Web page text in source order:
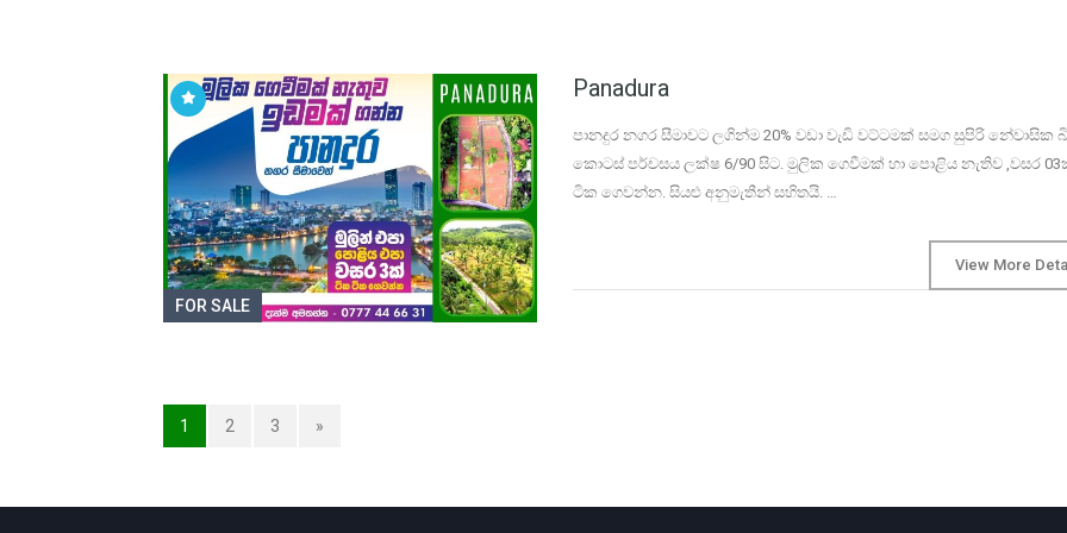
FOR SALE
Panadura
පානදුර නගර සීමාවට ලගින්ම 20% වඩා වැඩි වට්ටමක් සමග සුපිරි නේවාසික
කොටස් පර්චසය ලක්ෂ 6/90 සිට. මුලික ගෙවීමක් හා පොළිය නැතිව ,වසර
ටික ගෙවන්න. සියළු අනුමැතීන් සහිතයි. …
View More
1 2 3 »